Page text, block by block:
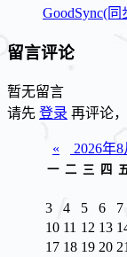
GoodSync(
留言评论
暂无留言
请先 登录 再评论
« 2026年8
一 二 三 四
3
4 5 6 7
10 11 12 13
17 18 19 20 21